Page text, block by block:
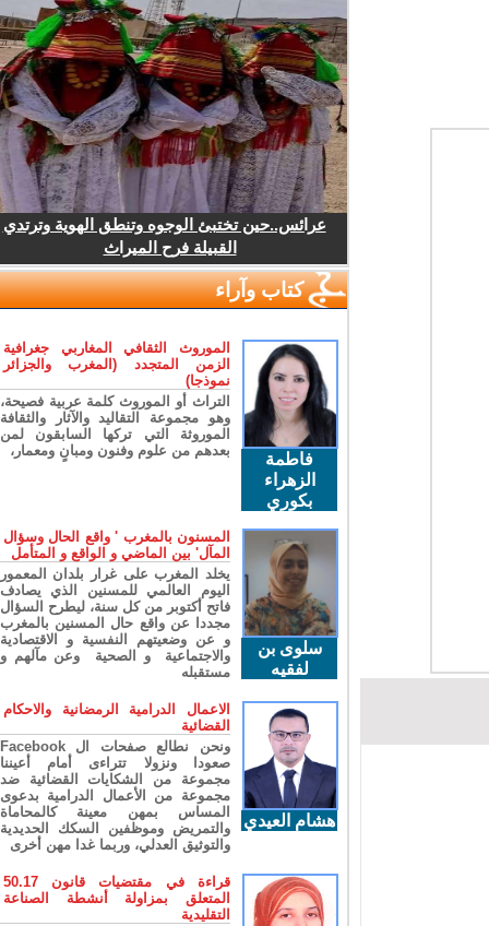
عرائس..حين تختبئ الوجوه وتنطق الهوية وترتدي
القبيلة فرح الميراث
كتاب وآراء
فاطمة
الزهراء
بكوري
الموروث الثقافي المغاربي جغرافية
الزمن المتجدد (المغرب والجزائر
نموذجا)
التراث أو الموروث كلمة عربية فصيحة،
وهو مجموعة التقاليد والآثار والثقافة
الموروثة التي تركها السابقون لمن
بعدهم من علوم وفنون ومبانٍ ومعمار،
سلوى بن
لفقيه
المسنون بالمغرب ' واقع الحال وسؤال
المآل' بين الماضي و الواقع و المتأمل
يخلد المغرب على غرار بلدان المعمور
اليوم العالمي للمسنين الذي يصادف
فاتح أكتوبر من كل سنة، ليطرح السؤال
مجددا عن واقع حال المسنين بالمغرب
و عن وضعيتهم النفسية و الاقتصادية
والاجتماعية و الصحية وعن مآلهم و
مستقبله
هشام العيدي
الاعمال الدرامية الرمضانية والاحكام
القضائية
ونحن نطالع صفحات ال Facebook
صعودا ونزولا تتراءى أمام أعيننا
مجموعة من الشكايات القضائية ضد
مجموعة من الأعمال الدرامية بدعوى
المساس بمهن معينة كالمحاماة
والتمريض وموظفين السكك الحديدية
والتوثيق العدلي، وربما غدا مهن أخرى
قراءة في مقتضيات قانون 50.17
المتعلق بمزاولة أنشطة الصناعة
التقليدية